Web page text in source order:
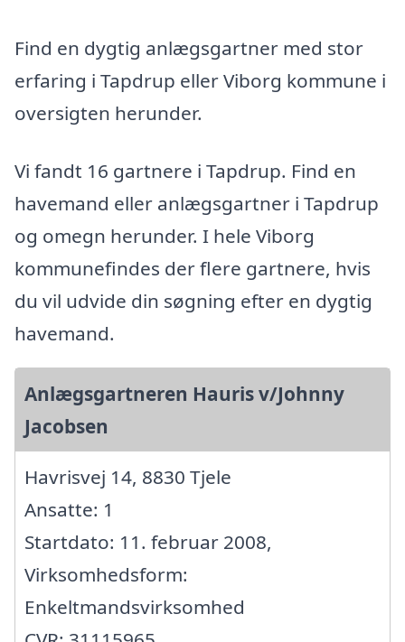
Find en dygtig anlægsgartner med stor
erfaring i Tapdrup eller Viborg kommune i
oversigten herunder.
Vi fandt 16 gartnere i Tapdrup. Find en
havemand eller anlægsgartner i Tapdrup
og omegn herunder. I hele Viborg
kommunefindes der flere gartnere, hvis
du vil udvide din søgning efter en dygtig
havemand.
Anlægsgartneren Hauris v/Johnny
Jacobsen
Havrisvej 14, 8830 Tjele
Ansatte: 1
Startdato: 11. februar 2008,
Virksomhedsform:
Enkeltmandsvirksomhed